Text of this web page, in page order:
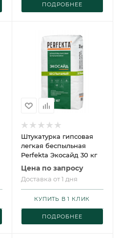
ПОДРОБНЕЕ
Штукатурка гипсовая
легкая беспыльная
Perfekta Экосайд 30 кг
Цена по запросу
Доставка от 1 дня
ПОДРОБНЕЕ
КУПИТЬ В 1 КЛИК